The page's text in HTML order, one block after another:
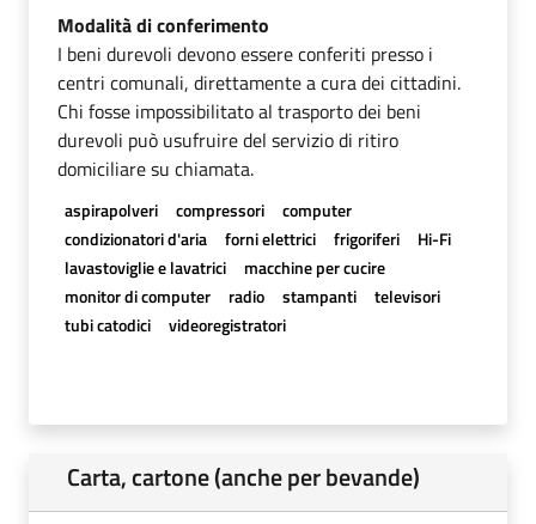
Modalità di conferimento
I beni durevoli devono essere conferiti presso i
centri comunali, direttamente a cura dei cittadini.
Chi fosse impossibilitato al trasporto dei beni
durevoli può usufruire del servizio di ritiro
domiciliare su chiamata.
aspirapolveri compressori
computer
condizionatori d'aria
forni elettrici frigoriferi
Hi-Fi
lavastoviglie e lavatrici
macchine per cucire
monitor di computer
radio stampanti
televisori
tubi catodici
videoregistratori
Carta, cartone (anche per bevande)